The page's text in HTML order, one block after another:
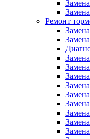
Ремонт